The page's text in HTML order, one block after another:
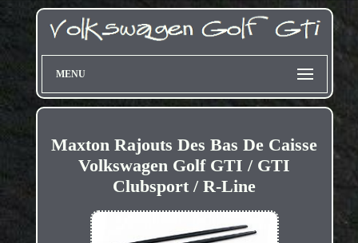
MENU
Maxton Rajouts Des Bas De Caisse
Volkswagen Golf GTI / GTI
Clubsport / R-Line